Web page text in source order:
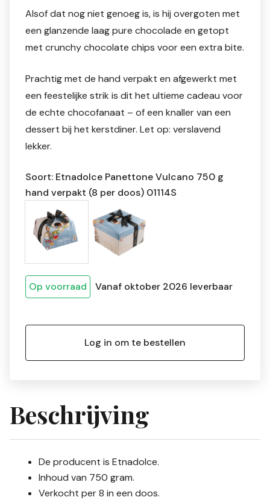
Alsof dat nog niet genoeg is, is hij overgoten met
een glanzende laag pure chocolade en getopt
met crunchy chocolate chips voor een extra bite.
Prachtig met de hand verpakt en afgewerkt met
een feestelijke strik is dit het ultieme cadeau voor
de echte chocofanaat – of een knaller van een
dessert bij het kerstdiner. Let op: verslavend
lekker.
Soort: Etnadolce Panettone Vulcano 750 g
hand verpakt (8 per doos) 01114S
Op voorraad Vanaf oktober 2026 leverbaar
Log in om te bestellen
Beschrijving
De producent is Etnadolce.
Inhoud van 750 gram.
Verkocht per 8 in een doos.